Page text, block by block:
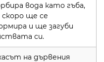
вода като гъба,
ще се
и ще загуби
си.
на дървения